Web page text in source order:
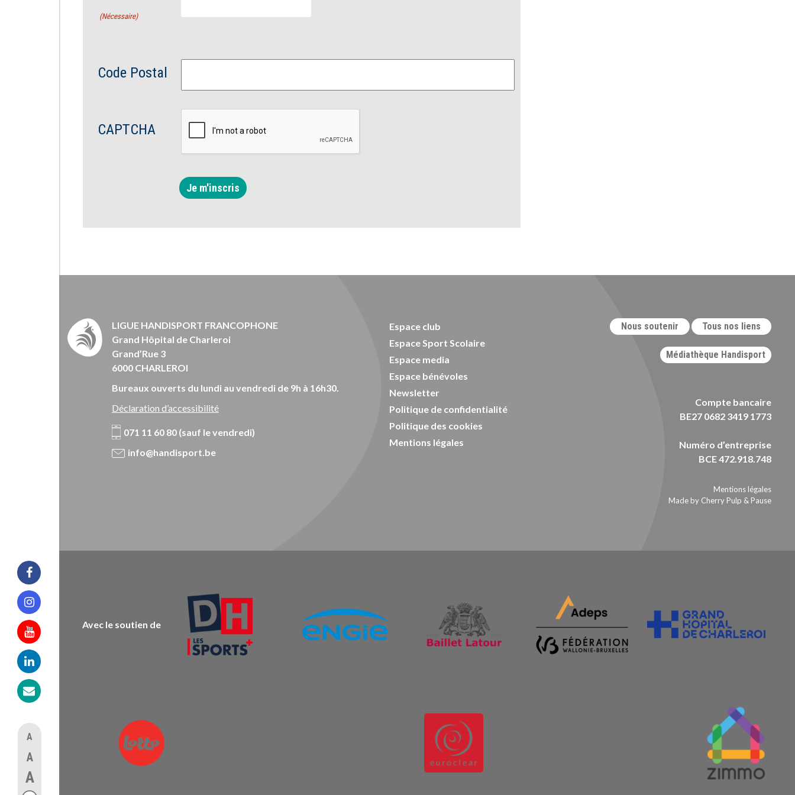
Facebook
Instagram
Youtube
Linkedin
A
A
A
(Nécessaire)
Code Postal
CAPTCHA
Je m'inscris
LIGUE HANDISPORT FRANCOPHONE
Grand Hôpital de Charleroi
Grand’Rue 3
6000 CHARLEROI
Bureaux ouverts du lundi au vendredi de 9h à 16h30.
Déclaration d’accessibilité
071 11 60 80 (sauf le vendredi)
info@handisport.be
Espace club
Espace Sport Scolaire
Espace media
Espace bénévoles
Newsletter
Politique de confidentialité
Politique des cookies
Mentions légales
Nous soutenir Tous nos liens
Médiathèque Handisport
Compte bancaire
BE27 0682 3419 1773
Numéro d’entreprise
BCE 472.918.748
Mentions légales
Made by Cherry Pulp & Pause
Avec le soutien de